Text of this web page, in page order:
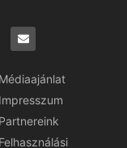
Médiaajánlat
Impresszum
Partnereink
Felhasználási